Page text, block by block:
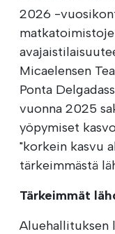
2026 -
Micaelensen
Ponta
vuonna 2025
yöpymiset
"korkein kasvu
tärkeimmästä
Tärkeimmät
Aluehallituksen